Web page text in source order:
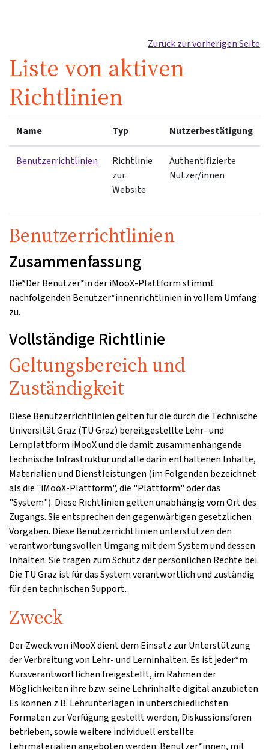
Zurück zur vorherigen Seite
Liste von aktiven
Richtlinien
Name Typ Nutzerbestätigung
Benutzerrichtlinien
Richtlinie
zur
Website
Authentifizierte
Nutzer/innen
Benutzerrichtlinien
Zusammenfassung
Die*Der Benutzer*in der iMooX-Plattform stimmt
nachfolgenden Benutzer*innenrichtlinien in vollem Umfang
zu.
Vollständige Richtlinie
Geltungsbereich und
Zuständigkeit
Diese Benutzerrichtlinien gelten für die durch die Technische
Universität Graz (TU Graz) bereitgestellte Lehr- und
Lernplattform iMooX und die damit zusammenhängende
technische Infrastruktur und alle darin enthaltenen Inhalte,
Materialien und Dienstleistungen (im Folgenden bezeichnet
als die "iMooX-Plattform", die "Plattform" oder das
"System"). Diese Richtlinien gelten unabhängig vom Ort des
Zugangs. Sie entsprechen den gegenwärtigen gesetzlichen
Vorgaben. Diese Benutzerrichtlinien unterstützen den
verantwortungsvollen Umgang mit dem System und dessen
Inhalten. Sie tragen zum Schutz der persönlichen Rechte bei.
Die TU Graz ist für das System verantwortlich und zuständig
für den technischen Support.
Zweck
Der Zweck von iMooX dient dem Einsatz zur Unterstützung
der Verbreitung von Lehr- und Lerninhalten. Es ist jeder*m
Kursverantwortlichen freigestellt, im Rahmen der
Möglichkeiten ihre bzw. seine Lehrinhalte digital anzubieten.
Es können z.B. Lehrunterlagen in unterschiedlichsten
Formaten zur Verfügung gestellt werden, Diskussionsforen
betrieben, sowie weitere individuell erstellte
Lehrmaterialien angeboten werden. Benutzer*innen, mit